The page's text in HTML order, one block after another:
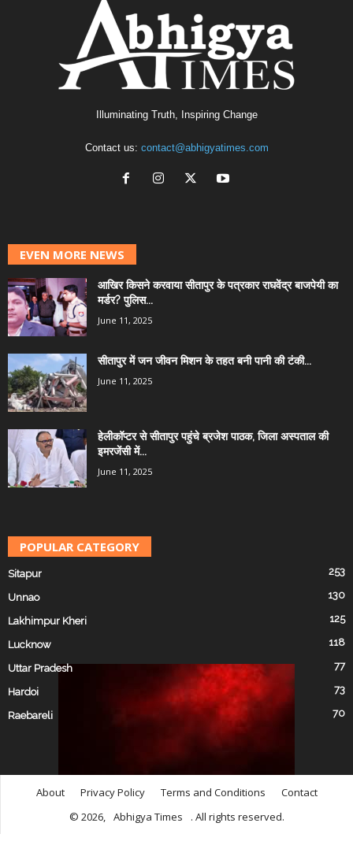
Illuminating Truth, Inspiring Change
Contact us: contact@abhigyatimes.com
EVEN MORE NEWS
आखिर किसने करवाया सीतापुर के पत्रकार राघवेंद्र बाजपेयी का
मर्डर? पुलिस...
June 11, 2025
सीतापुर में जन जीवन मिशन के तहत बनी पानी की टंकी...
June 11, 2025
हेलीकॉप्टर से सीतापुर पहुंचे ब्रजेश पाठक, जिला अस्पताल की
इमरजेंसी में...
June 11, 2025
POPULAR CATEGORY
Sitapur 253
Unnao 130
Lakhimpur Kheri 125
Lucknow 118
Uttar Pradesh 77
Hardoi 73
Raebareli 70
About Privacy Policy Terms and Conditions
Contact
© 2026, Abhigya Times . All rights reserved.